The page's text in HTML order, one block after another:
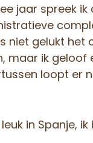
jaar spreek
niet gelukt
maar ik geloof
loopt er
in Spanje,